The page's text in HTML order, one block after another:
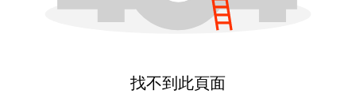
找不到此頁面